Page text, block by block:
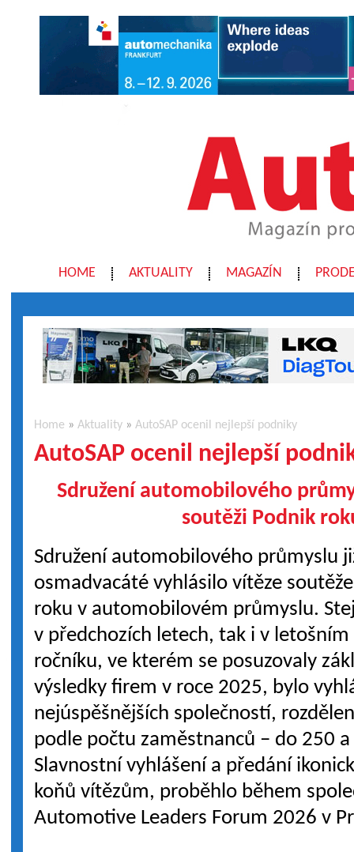
HOME AKTUALITY MAGAZÍN
Home »Aktuality »AutoSAP ocenil nejlepší podniky
AutoSAP ocenil nejlepší
Sdružení automobilového
soutěži Podnik
Sdružení automobilového průmyslu
osmadvacáté vyhlásilo vítěze
roku v automobilovém průmyslu.
v předchozích letech, tak i v letošním
ročníku, ve kterém se posuzovaly
výsledky firem v roce 2025, bylo
nejúspěšnějších společností,
podle počtu zaměstnanců – do 250
Slavnostní vyhlášení a předání
koňů vítězům, proběhlo během
Automotive Leaders Forum 2026 v